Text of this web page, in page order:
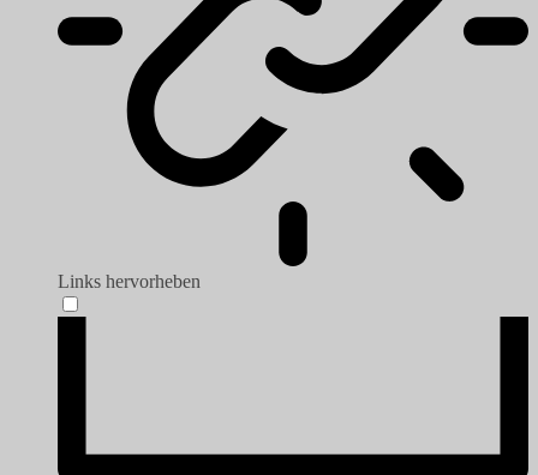
Links hervorheben